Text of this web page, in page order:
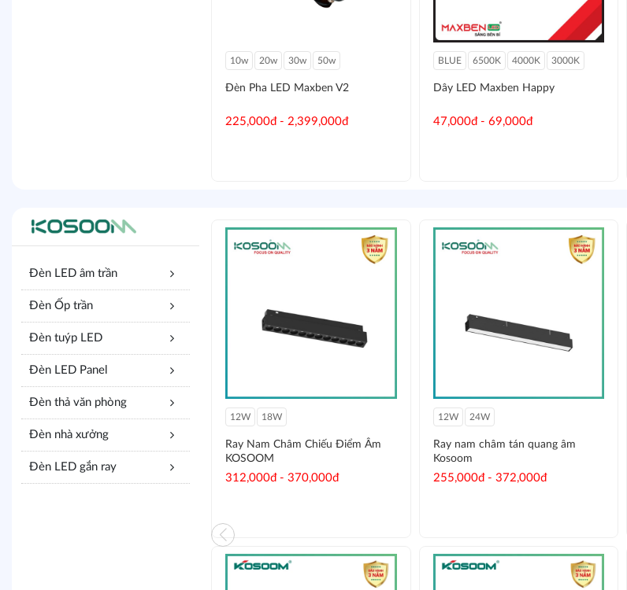
10w 20w 30w 50w
Đèn Pha LED Maxben V2
225,000đ - 2,399,000đ
BLUE 6500K 4000K 3000K
Dây LED Maxben Happy
47,000đ - 69,000đ
Đèn LED âm trần
Đèn Ốp trần
Đèn tuýp LED
Đèn LED Panel
Đèn thả văn phòng
Đèn nhà xưởng
Đèn LED gắn ray
96W 48W 12W 18W
Ray Nam Châm Chiếu Điểm Âm
KOSOOM
312,000đ - 370,000đ
12W 24W
Ray nam châm tán quang âm
Kosoom
255,000đ - 372,000đ